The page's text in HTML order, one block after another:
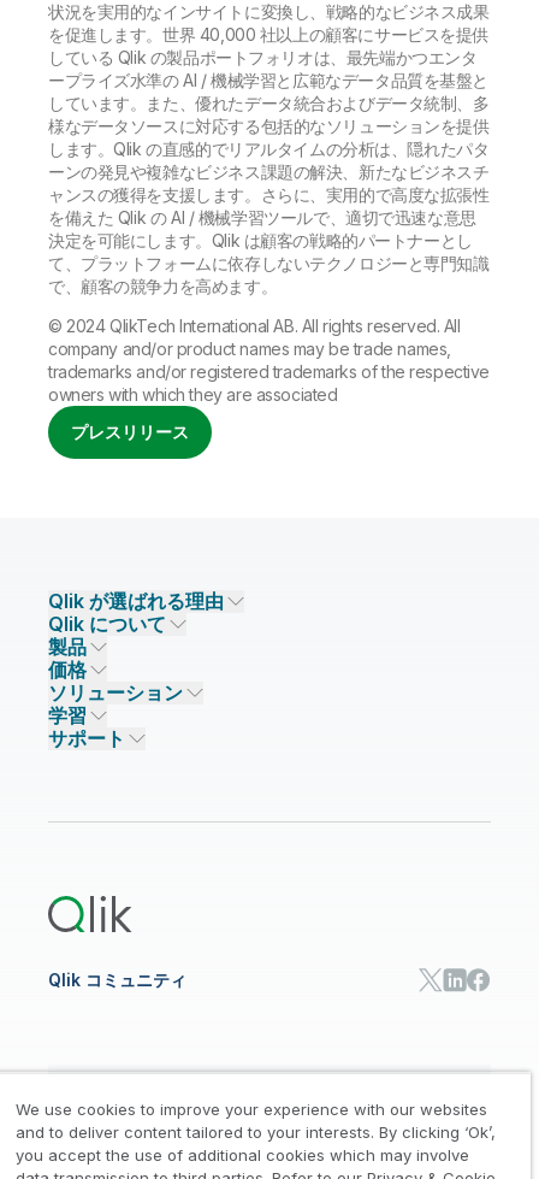
状況を実用的なインサイトに変換し、戦略的なビジネス成果
を促進します。世界 40,000 社以上の顧客にサービスを提供
している Qlik の製品ポートフォリオは、最先端かつエンタ
ープライズ水準の AI / 機械学習と広範なデータ品質を基盤と
しています。また、優れたデータ統合およびデータ統制、多
様なデータソースに対応する包括的なソリューションを提供
します。Qlik の直感的でリアルタイムの分析は、隠れたパタ
ーンの発見や複雑なビジネス課題の解決、新たなビジネスチ
ャンスの獲得を支援します。さらに、実用的で高度な拡張性
を備えた Qlik の AI / 機械学習ツールで、適切で迅速な意思
決定を可能にします。Qlik は顧客の戦略的パートナーとし
て、プラットフォームに依存しないテクノロジーと専門知識
で、顧客の競争力を高めます。
© 2024 QlikTech International AB. All rights reserved. All
company and/or product names may be trade names,
trademarks and/or registered trademarks of the respective
owners with which they are associated
プレスリリース
Qlik が選ばれる理由
Qlik が選ばれる理由
信頼とセキュリティ
信頼とプライバシー
信頼と AI
主なテクノロジーパートナー
データソースとターゲット
Qlik について
企業情報
採用情報
ニュースルーム
事業所 / 連絡先
製品
データ統合とデータ品質
Qlik Talend
Qlik Talend Cloud
Talend Data Fabric
価格
データ統合
データ分析
AI / 機械学習
ソリューション
ソリューションパートナー
パートナー検索
学習
イベント
サポート
Qlik コミュニティ
We use cookies to improve your experience with our websites
and to deliver content tailored to your interests. By clicking ‘Ok’,
you accept the use of additional cookies which may involve